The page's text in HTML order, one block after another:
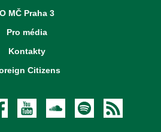
O MČ Praha 3
Pro média
Kontakty
Citizens
přepisemYoutube Soundcloud
SpotifyRSS